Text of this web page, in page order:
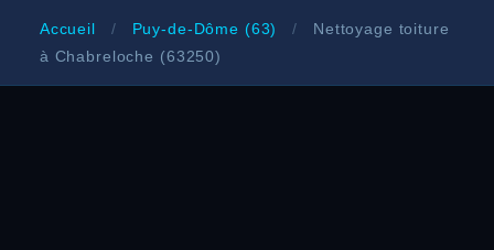
Accueil / Puy-de-Dôme (63) /
Nettoyage toiture
à Chabreloche (63250)